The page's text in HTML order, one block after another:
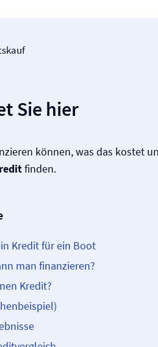
Sie hier
können, was das kostet
finden.
Kredit für ein Boot
man finanzieren?
Kredit?